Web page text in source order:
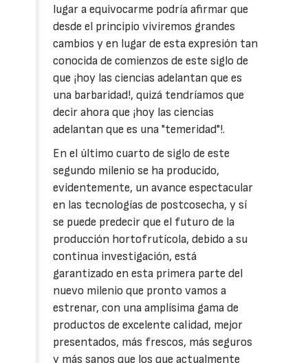
lugar a equivocarme podría afirmar que
desde el principio viviremos grandes
cambios y en lugar de esta expresión tan
conocida de comienzos de este siglo de
que ¡hoy las ciencias adelantan que es
una barbaridad!, quizá tendríamos que
decir ahora que ¡hoy las ciencias
adelantan que es una "temeridad"!.
En el último cuarto de siglo de este
segundo milenio se ha producido,
evidentemente, un avance espectacular
en las tecnologías de postcosecha, y sí
se puede predecir que el futuro de la
producción hortofrutícola, debido a su
continua investigación, está
garantizado en esta primera parte del
nuevo milenio que pronto vamos a
estrenar, con una amplísima gama de
productos de excelente calidad, mejor
presentados, más frescos, más seguros
y más sanos que los que actualmente